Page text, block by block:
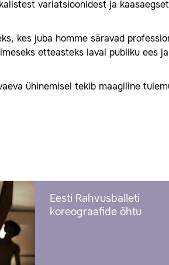
variatsioonidest ja
kes juba homme säravad
etteasteks laval publiku ees
ühinemisel tekib maagiline
Eesti Rahvusballeti
koreograafide õhtu